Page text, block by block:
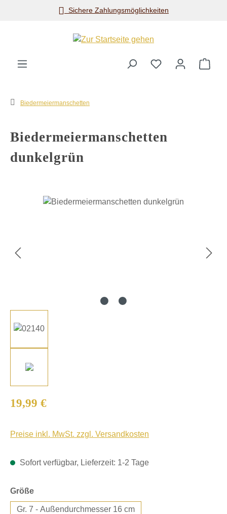
Zum Hauptinhalt springenSichere Zahlungsmöglichkeiten
Biedermeiermanschetten
Biedermeiermanschetten
dunkelgrün
Bildergalerie überspringen
Regulärer Preis:
19,99 €
Preise inkl. MwSt. zzgl. Versandkosten
Sofort verfügbar, Lieferzeit: 1-2 Tage
Größeauswählen
Gr. 7 - Außendurchmesser 16 cm